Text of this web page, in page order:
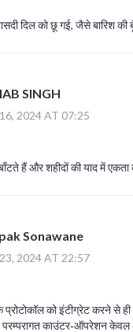
दिल को छू गई, जैसे बारिश की
SINGH
2024 AT 07:25
हैं और शहीदों की याद में
Sonawane
2024 AT 22:57
को इंटीग्रेट करने से ही
काउंटर‑ऑपरेशन केवल